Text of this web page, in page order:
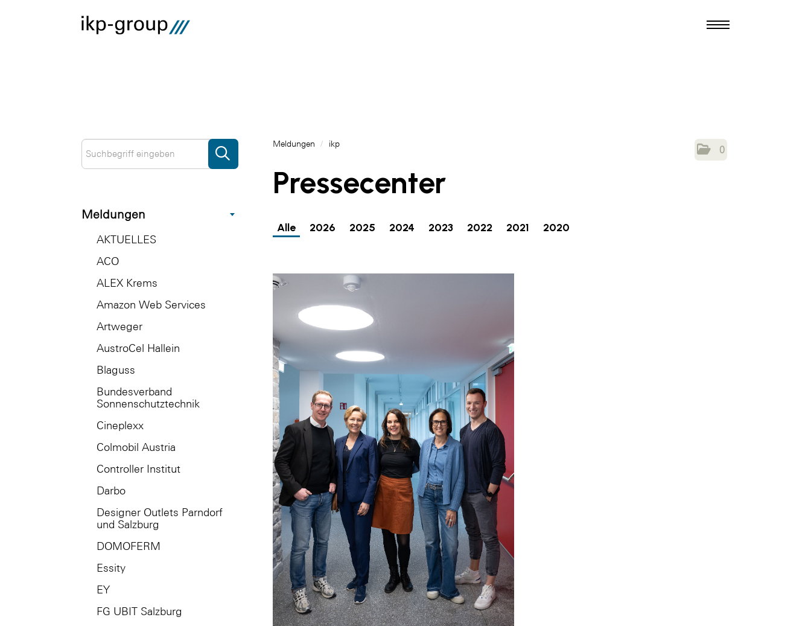
0
Meldungen
AKTUELLES
ACO
ALEX Krems
Amazon Web Services
Artweger
AustroCel Hallein
Blaguss
Bundesverband
Sonnenschutztechnik
Cineplexx
Colmobil Austria
Controller Institut
Darbo
Designer Outlets Parndorf
und Salzburg
DOMOFERM
Essity
EY
FG UBIT Salzburg
Meldungen / ikp
Pressecenter
Alle 2026 2025 2024 2023 2022 2021 2020